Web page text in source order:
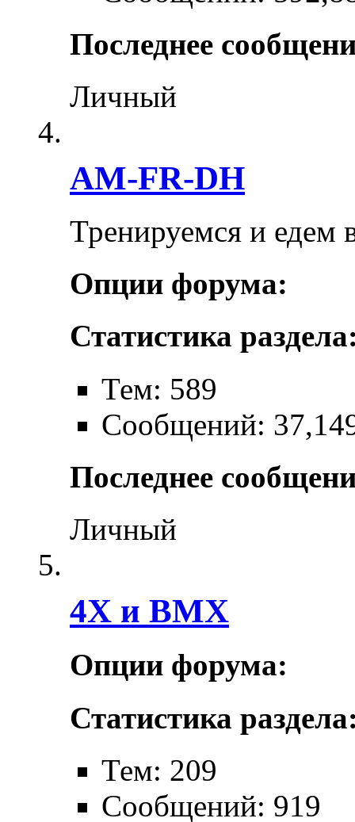
Последнее
Личный
AM-FR-DH
Тренируемся и едем
Опции форума:
Статистика
Тем: 589
Сообщений:
Последнее
Личный
4X и BMX
Опции форума:
Статистика
Тем: 209
Сообщений: 919